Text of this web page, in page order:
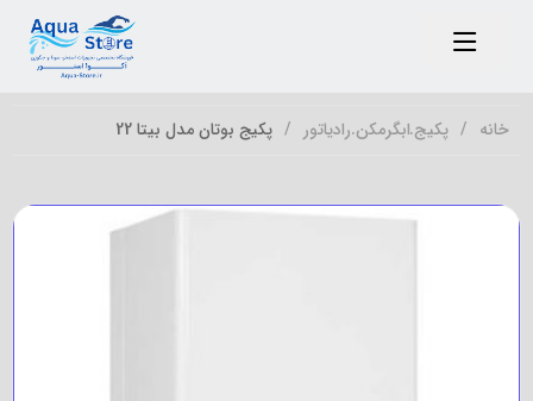
خانه پکیج.ابگرمکن.رادیاتور پکیج بوتان مدل بیتا 22